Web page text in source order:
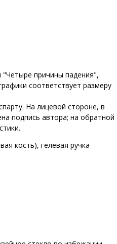
"Четыре причины падения",
соответствует размеру
На лицевой стороне, в
подпись автора; на обратной
кость), гелевая ручка